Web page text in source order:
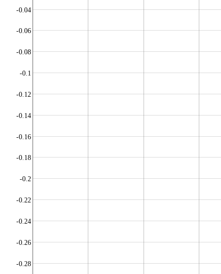
-0.28
-0.26
-0.24
-0.22
-0.2
-0.18
-0.16
-0.14
-0.12
-0.1
-0.08
-0.06
-0.04